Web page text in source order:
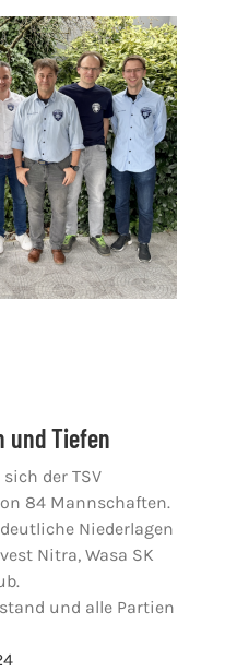
und Tiefen
der TSV
84 Mannschaften.
Niederlagen
Nitra, Wasa SK
und alle Partien